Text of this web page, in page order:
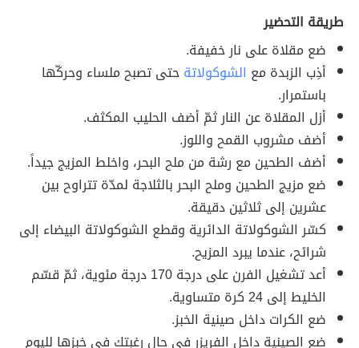
طريقة التحضير
ضع مقلاة على نار خفيفة.
أذِب الزبدة مع الشوكولاتةحتى تصبح ملساء وحركّها
باستمرار.
أزل المقلاة عن النار ثمّ أضف الحليب المكثف.
أضف مشروب القمح واللوز.
أضف الطحين مع رشة من ملح البحر، واخلط المزيج جيداً.
ضع مزيج الطحين وملح البحر بالثلاجة لمدّة تتراوح بين
عشرين إلى ثلاثين دقيقة.
كسّر الشوكولاتة الدائرية وقطع الشوكولاتة البيضاء إلى
شرائح، عندما يبرد المزيح.
أعد تشغيل الفرن على درجة 170 درجة مئوية، ثمّ قسّم
الخليط إلى 24 كرة متساوية.
ضع الكرات داخل صينية الخبز.
ضع الصينية داخل الفريزر في حال رغبتك في خبزها لليوم